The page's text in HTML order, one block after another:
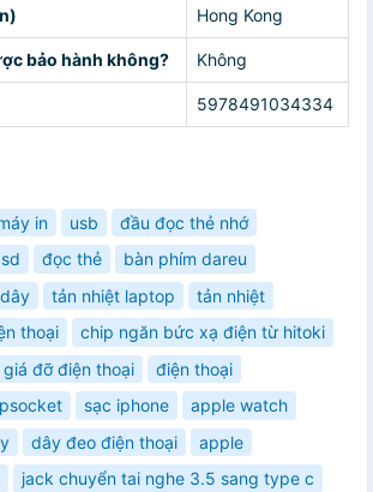
Hong Kong
bảo hành không? Không
5978491034334
in usb
đầu đọc thẻ nhớ
đọc thẻ
bàn phím dareu
tản nhiệt laptop
tản nhiệt
thoại
chip ngăn bức xạ điện từ hitoki
giá đỡ điện thoại
điện thoại
sạc iphone
apple watch
dây đeo điện thoại
apple
jack chuyển tai nghe 3.5 sang type c